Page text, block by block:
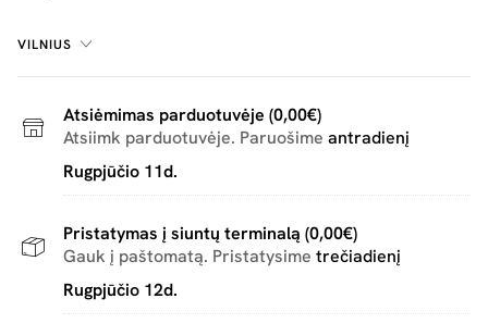
VILNIUS
Atsiėmimas parduotuvėje (0,00€)
Atsiimk parduotuvėje. Paruošime antradienį
Rugpjūčio 11d.
Pristatymas į siuntų terminalą (0,00€)
Gauk į paštomatą. Pristatysime trečiadienį
Rugpjūčio 12d.